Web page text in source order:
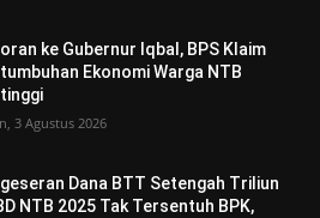
ke Gubernur Iqbal, BPS Klaim
Ekonomi Warga NTB
3 Agustus 2026
Dana BTT Setengah Triliun
NTB 2025 Tak Tersentuh BPK,